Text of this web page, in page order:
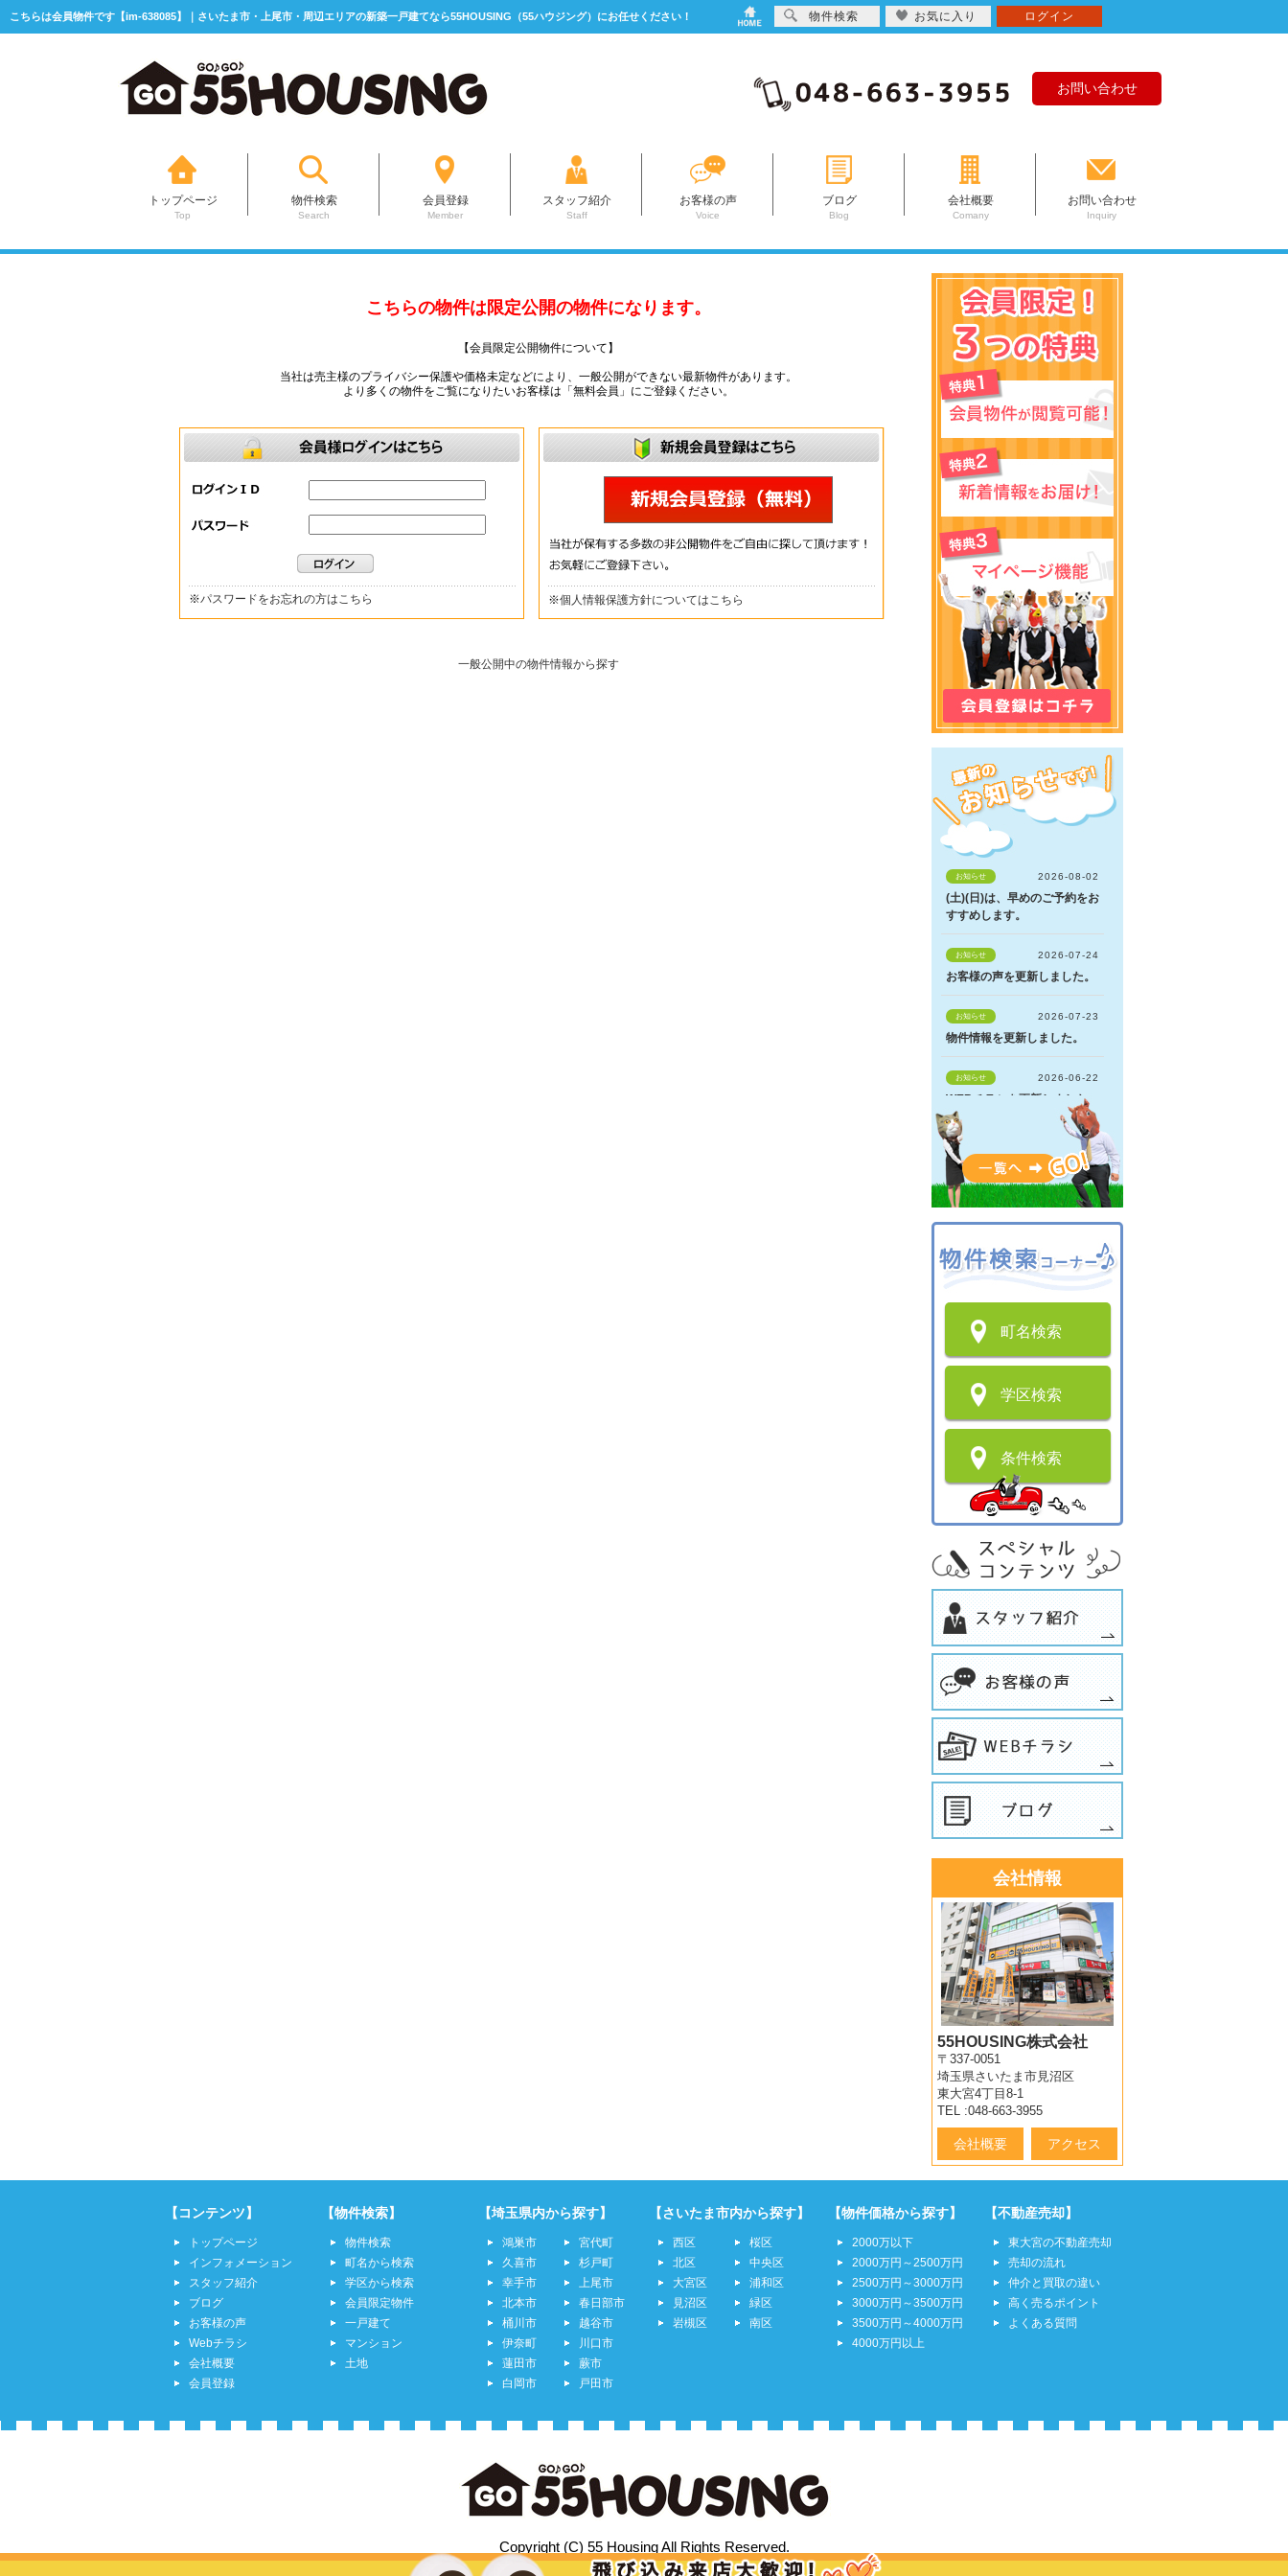
こちらは会員物件です【im-638085】｜さいたま市・上尾市・周辺エリアの新築一戸建てなら55HOUSING（55ハウジング）にお任せください！
お問い合わせ
トップページ
Top
物件検索
Search
会員登録
Member
スタッフ紹介
Staff
お客様の声
Voice
ブログ
Blog
会社概要
Comany
お問い合わせ
Inquiry
こちらの物件は限定公開の物件になります。
【会員限定公開物件について】
当社は売主様のプライバシー保護や価格未定などにより、一般公開ができない最新物件があります。
より多くの物件をご覧になりたいお客様は「無料会員」にご登録ください。
※パスワードをお忘れの方はこちら ※個人情報保護方針についてはこちら
一般公開中の物件情報から探す
町名検索
学区検索
条件検索
会社情報
55HOUSING株式会社
〒337-0051
埼玉県さいたま市見沼区
東大宮4丁目8-1
TEL :048-663-3955
会社概要 アクセス
【コンテンツ】
トップページ
インフォメーション
スタッフ紹介
ブログ
お客様の声
Webチラシ
会社概要
会員登録
【物件検索】
物件検索
町名から検索
学区から検索
会員限定物件
一戸建て
マンション
土地
【埼玉県内から探す】
鴻巣市
久喜市
幸手市
北本市
桶川市
伊奈町
蓮田市
白岡市
宮代町
杉戸町
上尾市
春日部市
越谷市
川口市
蕨市
戸田市
【さいたま市内から探す】
西区
北区
大宮区
見沼区
岩槻区
桜区
中央区
浦和区
緑区
南区
【物件価格から探す】
2000万以下
2000万円～2500万円
2500万円～3000万円
3000万円～3500万円
3500万円～4000万円
4000万円以上
【不動産売却】
東大宮の不動産売却
売却の流れ
仲介と買取の違い
高く売るポイント
よくある質問
Copyright (C) 55 Housing All Rights Reserved.
物件検索 お気に入り ログイン